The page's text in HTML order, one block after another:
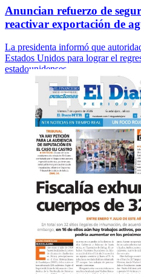
Anuncian refuerzo de
reactivar exportación de
La presidenta informó que
Estados Unidos para lograr el
estadounidenses